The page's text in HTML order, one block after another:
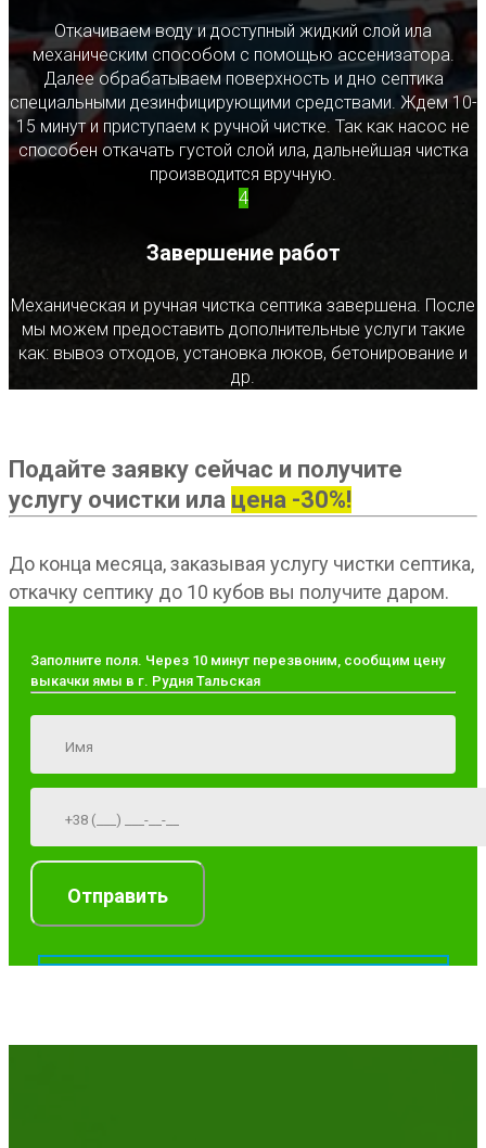
Откачиваем воду и доступный жидкий слой ила
механическим способом с помощью ассенизатора.
Далее обрабатываем поверхность и дно септика
специальными дезинфицирующими средствами. Ждем 10-
15 минут и приступаем к ручной чистке. Так как насос не
способен откачать густой слой ила, дальнейшая чистка
производится вручную.
4
Завершение работ
Механическая и ручная чистка септика завершена. После
мы можем предоставить дополнительные услуги такие
как: вывоз отходов, установка люков, бетонирование и
др.
Подайте заявку сейчас и получите
услугу очистки ила цена -30%!
До конца месяца, заказывая услугу чистки септика,
откачку септику до 10 кубов вы получите даром.
Заполните поля. Через 10 минут перезвоним, сообщим цену
выкачки ямы в г. Рудня Тальская